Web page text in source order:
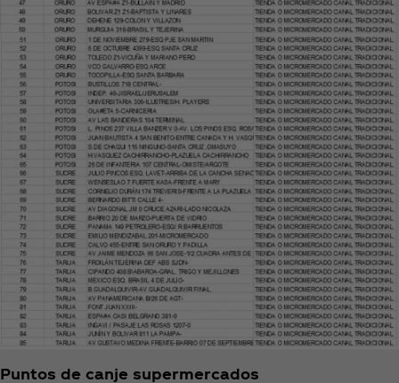
Puntos de canje supermercados